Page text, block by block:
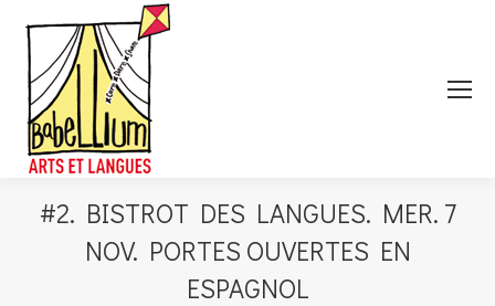
#2. BISTROT DES LANGUES. MER. 7
NOV. PORTES OUVERTES EN
ESPAGNOL